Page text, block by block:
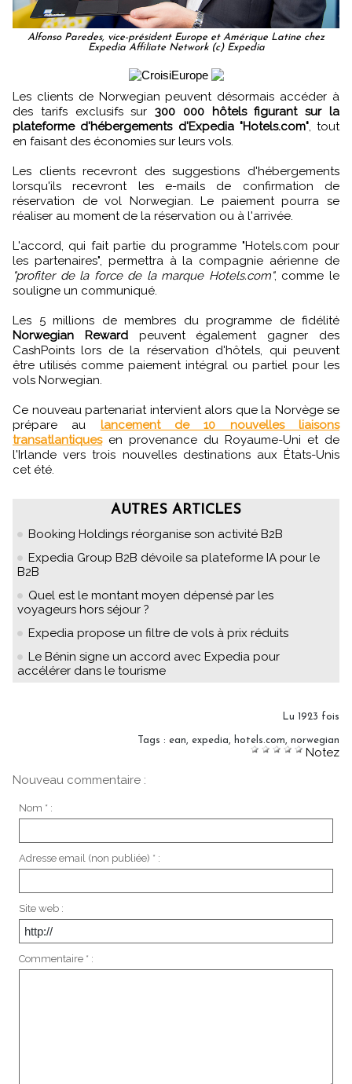
Alfonso Paredes, vice-président Europe et Amérique Latine chez
Expedia Affiliate Network (c) Expedia
Les clients de Norwegian peuvent désormais accéder à
des tarifs exclusifs sur300 000 hôtels figurant sur la
plateforme d'hébergements d'Expedia "Hotels.com", tout
en faisant des économies sur leurs vols.
Les clients recevront des suggestions d'hébergements
lorsqu'ils recevront les e-mails de confirmation de
réservation de vol Norwegian. Le paiement pourra se
réaliser au moment de la réservation ou à l'arrivée.
L'accord, qui fait partie du programme "Hotels.com pour
les partenaires", permettra à la compagnie aérienne de
"profiter de la force de la marque Hotels.com", comme le
souligne un communiqué.
Les 5 millions de membres du programme de fidélité
Norwegian Rewardpeuvent également gagner des
CashPoints lors de la réservation d'hôtels, qui peuvent
être utilisés comme paiement intégral ou partiel pour les
vols Norwegian.
Ce nouveau partenariat intervient alors que la Norvège se
prépare au lancement de 10 nouvelles liaisons
transatlantiquesen provenance du Royaume-Uni et de
l'Irlande vers trois nouvelles destinations aux États-Unis
cet été.
AUTRES ARTICLES
Booking Holdings réorganise son activité B2B
Expedia Group B2B dévoile sa plateforme IA pour le
B2B
Quel est le montant moyen dépensé par les
voyageurs hors séjour ?
Expedia propose un filtre de vols à prix réduits
Le Bénin signe un accord avec Expedia pour
accélérer dans le tourisme
Lu 1923 fois
Tags : ean, expedia, hotels.com, norwegian
Notez
Nouveau commentaire :
Nom * :
Adresse email (non publiée) * :
Site web :
Commentaire * :